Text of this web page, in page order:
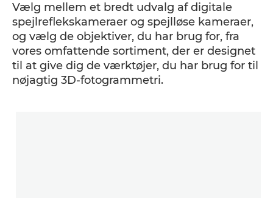
Vælg mellem et bredt udvalg af digitale
spejlreflekskameraer og spejlløse kameraer,
og vælg de objektiver, du har brug for, fra
vores omfattende sortiment, der er designet
til at give dig de værktøjer, du har brug for til
nøjagtig 3D-fotogrammetri.